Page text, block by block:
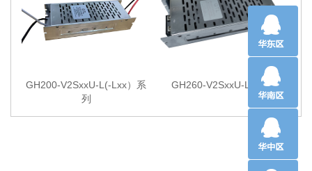
GH200-V2SxxU-L(-Lxx）系
列
GH260-V2SxxU-L(-Lxx)